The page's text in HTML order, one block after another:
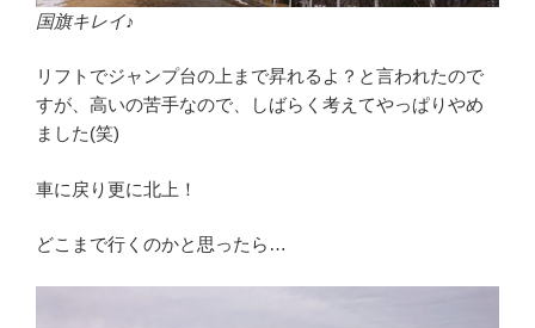
国旗キレイ♪
リフトでジャンプ台の上まで昇れるよ？と言われたので
すが、高いの苦手なので、しばらく考えてやっぱりやめ
ました(笑)
車に戻り更に北上！
どこまで行くのかと思ったら…